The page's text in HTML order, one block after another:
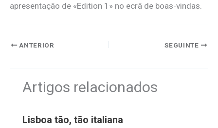
apresentação de «Edition 1» no ecrã de boas-vindas.
ANTERIOR SEGUINTE
Artigos relacionados
Lisboa tão, tão italiana